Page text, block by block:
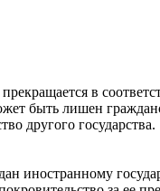
в
быть лишен
другого государства.
иностранному